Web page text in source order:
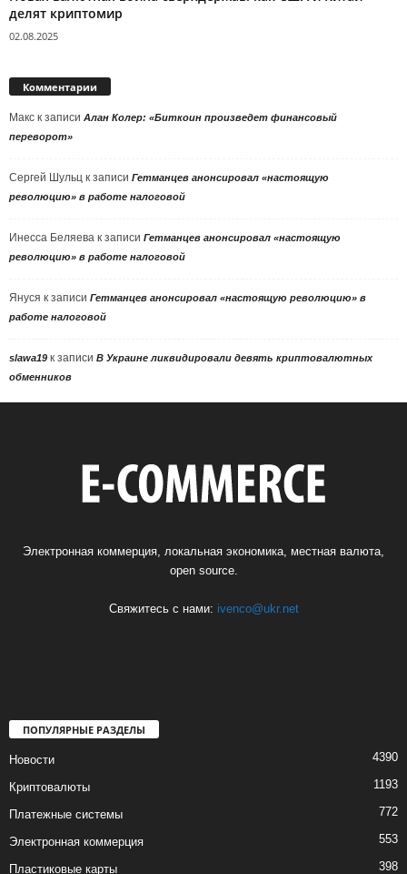
делят криптомир
02.08.2025
Комментарии
Макс к записи Алан Колер: «Биткоин произведет финансовый
переворот»
Сергей Шульц к записи Гетманцев анонсировал «настоящую
революцию» в работе налоговой
Инесса Беляева к записи Гетманцев анонсировал «настоящую
революцию» в работе налоговой
Януся к записи Гетманцев анонсировал «настоящую революцию» в
работе налоговой
slawa19 к записи В Украине ликвидировали девять криптовалютных
обменников
Электронная коммерция, локальная экономика, местная валюта,
open source.
Свяжитесь с нами: ivenco@ukr.net
ПОПУЛЯРНЫЕ РАЗДЕЛЫ
Новости 4390
Криптовалюты 1193
Платежные системы 772
Электронная коммерция 553
Пластиковые карты 398